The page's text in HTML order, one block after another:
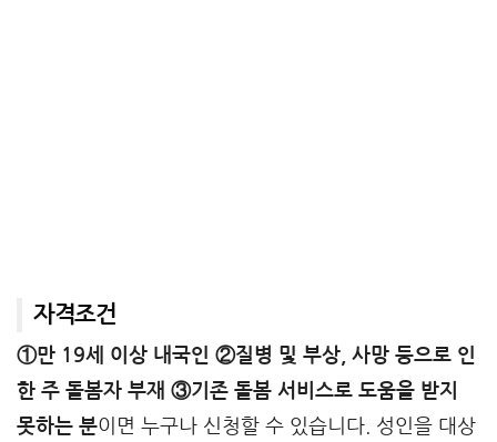
자격조건
①만 19세 이상 내국인 ②질병 및 부상, 사망 등으로 인
한 주 돌봄자 부재 ③기존 돌봄 서비스로 도움을 받지
못하는 분이면 누구나 신청할 수 있습니다. 성인을 대상